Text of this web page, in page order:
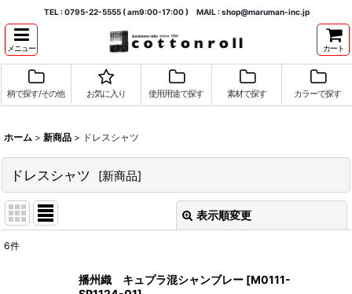
TEL : 0795-22-5555 ( am9:00-17:00 ) MAIL : shop@maruman-inc.jp
メニュー カート
柄で探す/その他 お気に入り 使用用途で探す 素材で探す カラーで探す
ホーム > 新商品 > ドレスシャツ
ドレスシャツ [新商品]
表示順変更
6件
播州織 キュプラ混シャンブレー [M0111-